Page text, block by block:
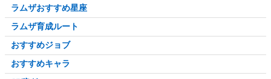
ラムザおすすめ星座
ラムザ育成ルート
おすすめジョブ
おすすめキャラ